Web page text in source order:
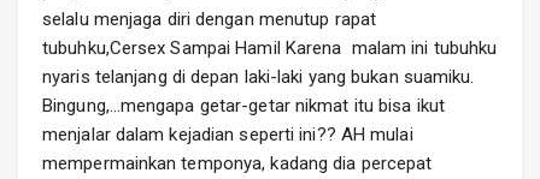
selalu menjaga diri dengan menutup rapat
tubuhku,Cersex Sampai Hamil Karena malam ini tubuhku
nyaris telanjang di depan laki-laki yang bukan suamiku.
Bingung,…mengapa getar-getar nikmat itu bisa ikut
menjalar dalam kejadian seperti ini?? AH mulai
mempermainkan temponya, kadang dia percepat